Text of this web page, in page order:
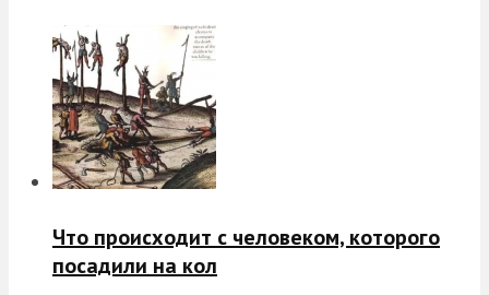
Что происходит с человеком, которого
посадили на кол